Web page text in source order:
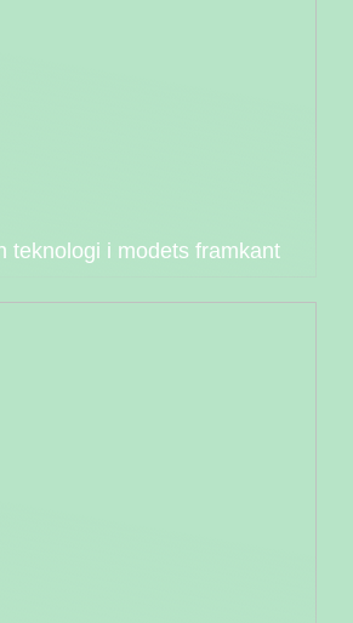
teknologi i modets framkant